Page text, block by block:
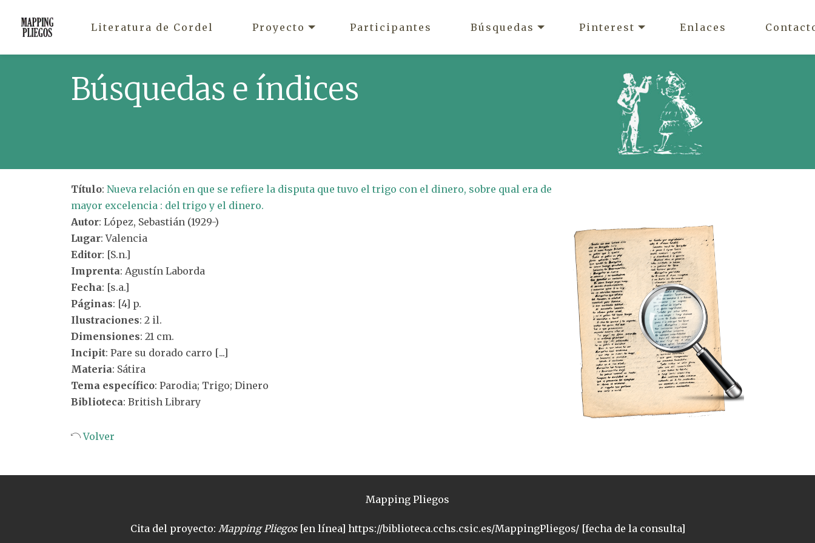
Literatura de Cordel Proyecto Participantes Búsquedas Pinterest Enlaces
Búsquedas e índices
Título: Nueva relación en que se refiere la disputa que tuvo el trigo con el dinero, sobre qual era de
mayor excelencia : del trigo y el dinero.
Autor: López, Sebastián (1929-)
Lugar: Valencia
Editor: [S.n.]
Imprenta: Agustín Laborda
Fecha: [s.a.]
Páginas: [4] p.
Ilustraciones: 2 il.
Dimensiones: 21 cm.
Incipit: Pare su dorado carro [...]
Materia: Sátira
Tema específico: Parodia; Trigo; Dinero
Biblioteca: British Library
Volver
Mapping Pliegos
Cita del proyecto: Mapping Pliegos[en línea] https://biblioteca.cchs.csic.es/MappingPliegos/ [fecha de la consulta]